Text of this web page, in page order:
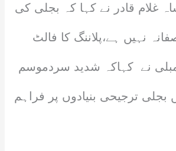
غلام قادر نے کہا کہ بجلی کی
نہیں ہے،پلاننگ کا فالٹ
نے کہاکہ شدید سردموسم
بجلی ترجیحی بنیادوں پر فراہم